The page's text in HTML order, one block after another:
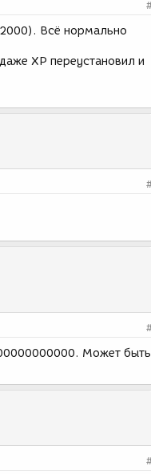
Всё нормально
ХР переустановил и
Может быть